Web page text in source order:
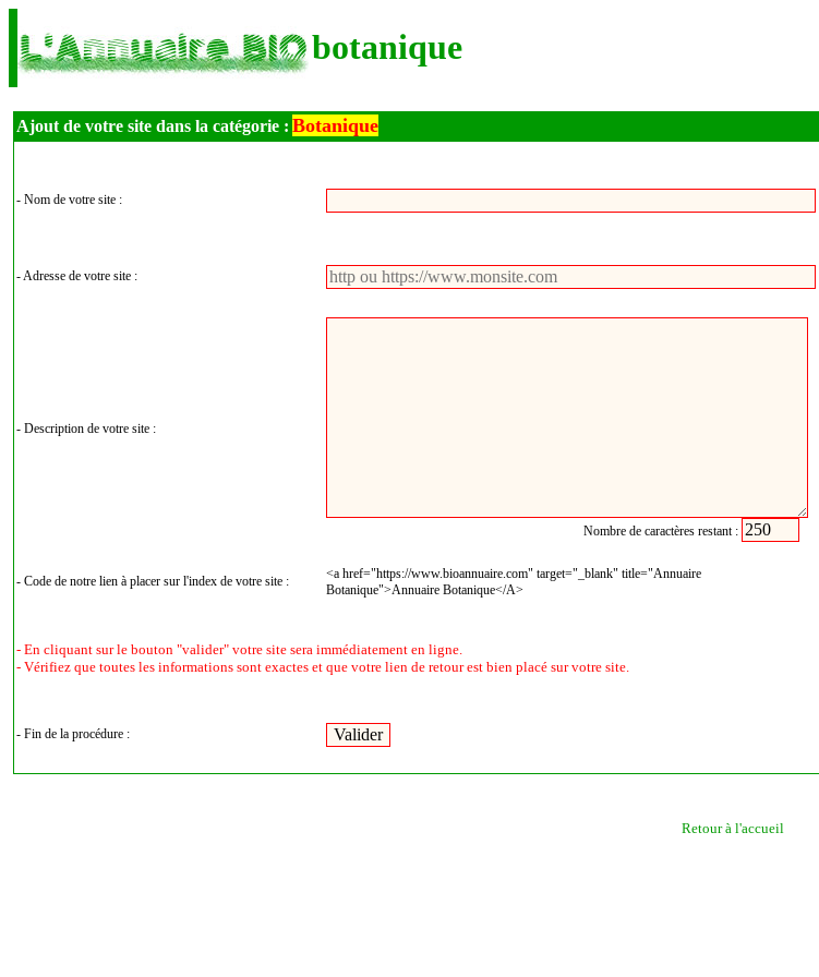
botanique
Ajout de votre site dans la catégorie : Botanique
- Nom de votre site :
- Adresse de votre site :
- Description de votre site :
Nombre de caractères restant :
- Code de notre lien à placer sur l'index de votre site :
<a href="https://www.bioannuaire.com" target="_blank" title="Annuaire
Botanique">Annuaire Botanique</A>
- En cliquant sur le bouton "valider" votre site sera immédiatement en ligne.
- Vérifiez que toutes les informations sont exactes et que votre lien de retour est bien placé sur votre site.
- Fin de la procédure :
Retour à l'accueil